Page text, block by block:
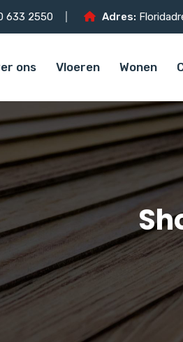
633 2550 Adres:
ons Vloeren Wonen